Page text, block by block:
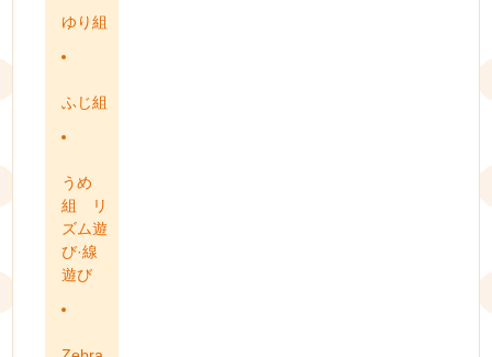
ゆり組
ふじ組
うめ
組 リ
ズム遊
び·線
遊び